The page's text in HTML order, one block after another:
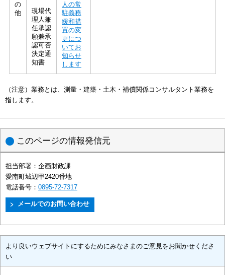
の
他
人の常
駐義務
緩和措
置の変
更につ
いてお
知らせ
します
現場代
理人兼
任承認
願兼承
認可否
決定通
知書
（注意）業務とは、測量・建築・土木・補償関係コンサルタント業務を
指します。
このページの情報発信元
担当部署： 企画財政課
愛南町城辺甲2420番地
電話番号： 0895-72-7317
より良いウェブサイトにするためにみなさまのご意見をお聞かせくださ
い